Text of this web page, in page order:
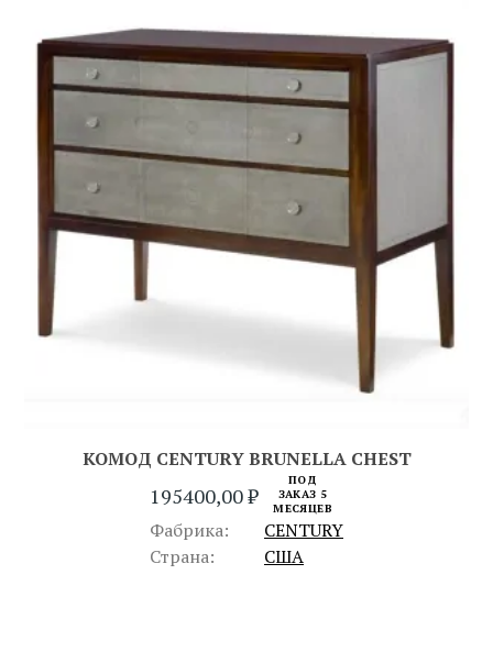
КОМОД CENTURY BRUNELLA CHEST
195400,00₽
ПОД
ЗАКАЗ 5
МЕСЯЦЕВ
Фабрика:
CENTURY
Страна:
США